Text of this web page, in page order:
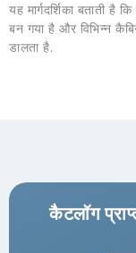
यह मार्गदर्शिका बताती
बन गया है और विभिन्न
डालता है.
कैटलॉग